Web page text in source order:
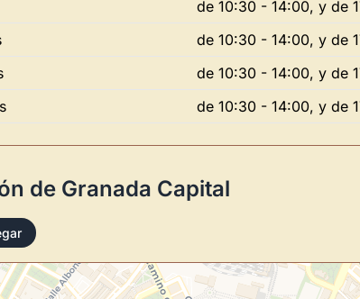
de 10:30 - 14:00, y de
de 10:30 - 14:00, y de
de 10:30 - 14:00, y de
de 10:30 - 14:00, y de
de Granada Capital